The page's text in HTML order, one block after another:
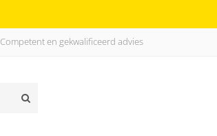
Competent en gekwalificeerd advies